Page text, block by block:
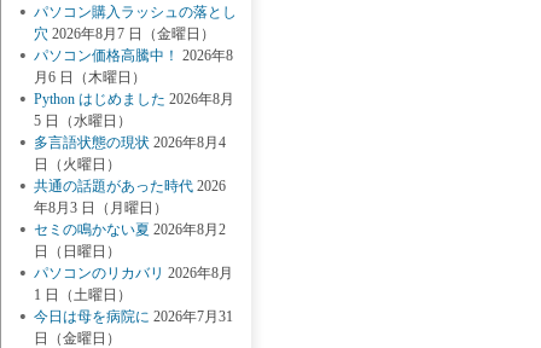
パソコン購入ラッシュの落とし
穴 2026年8月7 日（金曜日）
パソコン価格高騰中！ 2026年8
月6 日（木曜日）
Python はじめました 2026年8月
5 日（水曜日）
多言語状態の現状 2026年8月4
日（火曜日）
共通の話題があった時代 2026
年8月3 日（月曜日）
セミの鳴かない夏 2026年8月2
日（日曜日）
パソコンのリカバリ 2026年8月
1 日（土曜日）
今日は母を病院に 2026年7月31
日（金曜日）